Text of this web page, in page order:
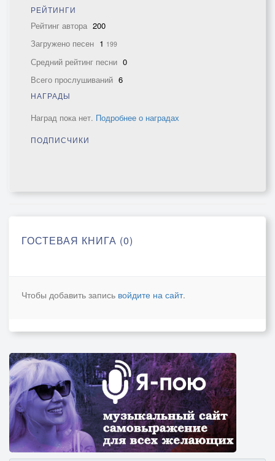
РЕЙТИНГИ
Рейтинг автора 200
Загружено песен 1 199
Средний рейтинг песни 0
Всего прослушиваний 6
НАГРАДЫ
Наград пока нет. Подробнее о наградах
ПОДПИСЧИКИ
ГОСТЕВАЯ КНИГА (0)
Чтобы добавить запись войдите на сайт.